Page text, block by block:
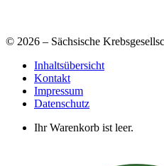
© 2026 – Sächsische
Inhaltsübersicht
Kontakt
Impressum
Datenschutz
Ihr Warenkorb ist leer.